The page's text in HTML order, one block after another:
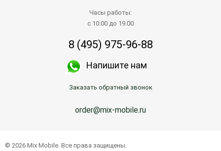
Часы работы:
с 10.00 до 19.00
8 (495) 975-96-88
Напишите нам
Заказать обратный звонок
order@mix-mobile.ru
© 2026 Mix Mobile. Все права защищены.